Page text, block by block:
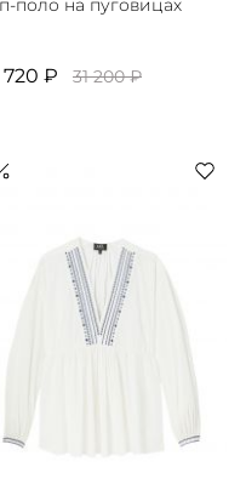
поло на пуговицах
720 ₽ 31 200 ₽